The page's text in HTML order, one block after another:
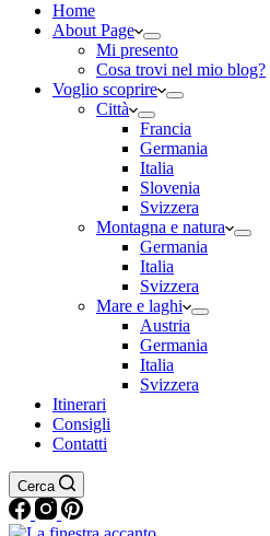
Home
About Page
Mi presento
Cosa trovi nel mio blog?
Voglio scoprire
Città
Francia
Germania
Italia
Slovenia
Svizzera
Montagna e natura
Germania
Italia
Svizzera
Mare e laghi
Austria
Germania
Italia
Svizzera
Itinerari
Consigli
Contatti
Cerca